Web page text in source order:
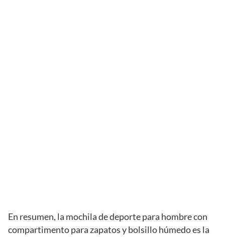
En resumen, la mochila de deporte para hombre con
compartimento para zapatos y bolsillo húmedo es la